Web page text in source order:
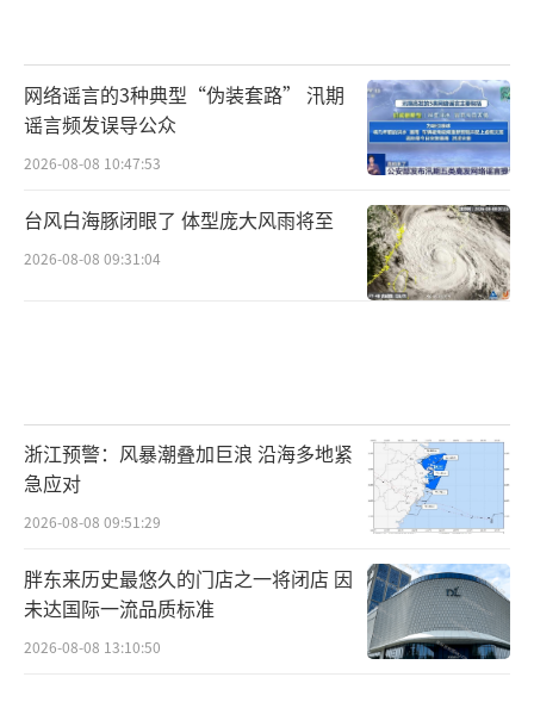
比买个新手机划算多了。”这种策略客观上也
促进了环保。通过更换电池而非整机报废，减
少了电子垃圾的产生。欧盟新近推行的“电子
产品维修权”法案也在倒逼厂商开放此类服
务。小米此时在国内率先推出“电池升级”，
不仅是商业考量，也是对国际环保趋势的一种
权”。在消费电子领域，参数透明是建立信任
的基础。如果官方能明确告知：“升级后容量
增加300mAh，能量密度提升5%，循环寿命10
00次”，相信大部分理性消费者会做出正确的
判断。目前这种“犹抱琵琶半遮面”的做法，
容易让人联想到厂商的“清库存”行为——是否
是将早期生产的高密度电芯通过售后渠道消
网络谣言的3种典型“伪装套路” 汛期
谣言频发误导公众
2026-08-08 10:47:53
台风白海豚闭眼了 体型庞大风雨将至
2026-08-08 09:31:04
浙江预警：风暴潮叠加巨浪 沿海多地紧
急应对
2026-08-08 09:51:29
胖东来历史最悠久的门店之一将闭店 因
未达国际一流品质标准
2026-08-08 13:10:50